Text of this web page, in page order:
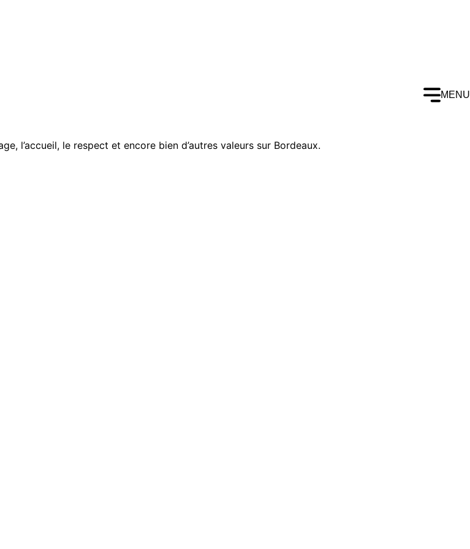
MENU
l’accueil, le respect et encore bien d’autres valeurs sur Bordeaux.